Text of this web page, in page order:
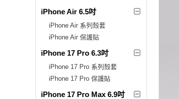
iPhone Air 6.5吋
iPhone Air 系列殼套
iPhone Air 保護貼
iPhone 17 Pro 6.3吋
iPhone 17 Pro 系列殼套
iPhone 17 Pro 保護貼
iPhone 17 Pro Max 6.9吋